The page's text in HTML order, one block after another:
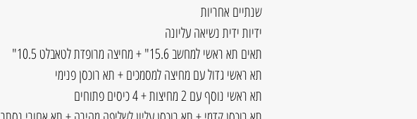
שנתיים אחריות
ידיות ידית נשיאה עליונה
תאים תא ראשי למחשב 15.6" + מחיצה מרופדת לטאבלט 10.5"
תא ראשי גדול עם מחיצה למסמכים + תא רוכסן פנימי
תא ראשי נוסף עם 2 מחיצות + 4 כיסים פתוחים